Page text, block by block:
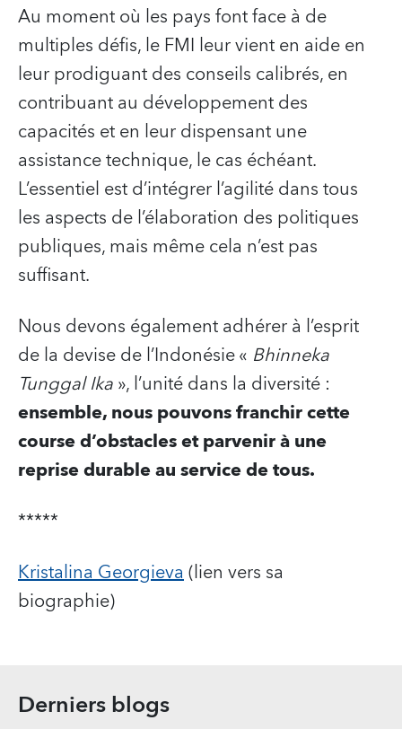
Au moment où les pays font face à de
multiples défis, le FMI leur vient en aide en
leur prodiguant des conseils calibrés, en
contribuant au développement des
capacités et en leur dispensant une
assistance technique, le cas échéant.
L’essentiel est d’intégrer l’agilité dans tous
les aspects de l’élaboration des politiques
publiques, mais même cela n’est pas
suffisant.
Nous devons également adhérer à l’esprit
de la devise de l’Indonésie « Bhinneka
Tunggal Ika», l’unité dans la diversité :
ensemble, nous pouvons franchir cette
course d’obstacles et parvenir à une
reprise durable au service de tous.
*****
Kristalina Georgieva(lien vers sa
biographie)
Derniers blogs